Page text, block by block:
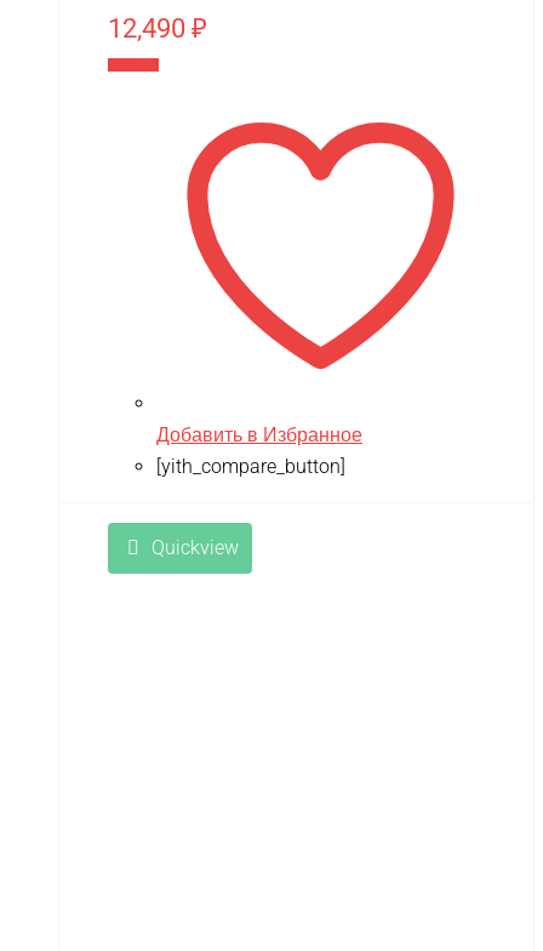
12,490 ₽
Добавить в Избранное
[yith_compare_button]
Quickview